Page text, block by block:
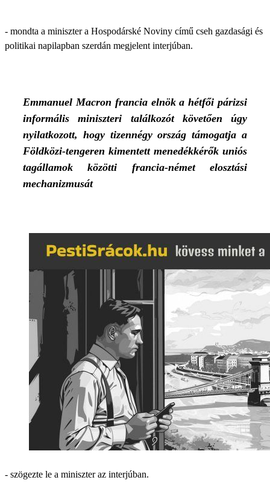
- mondta a miniszter a Hospodárské Noviny című cseh gazdasági és
politikai napilapban szerdán megjelent interjúban.
Emmanuel Macron francia elnök a hétfői párizsi
informális miniszteri találkozót követően úgy
nyilatkozott, hogy tizennégy ország támogatja a
Földközi-tengeren kimentett menedékkérők uniós
tagállamok közötti francia-német elosztási
mechanizmusát
- szögezte le a miniszter az interjúban.